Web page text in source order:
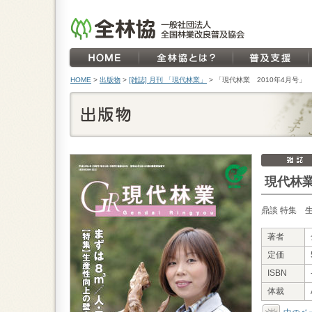
HOME > 出版物 > [雑誌] 月刊 「現代林業」 > 「現代林業 2010年4月号」
現代林
鼎談 特集
著者
定価
ISBN
体裁